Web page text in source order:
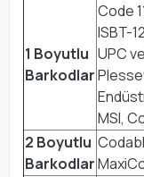
1 Boyutlu
Barkodlar
Code
ISBT-
UPC
MSI,
2 Boyutlu
Barkodlar